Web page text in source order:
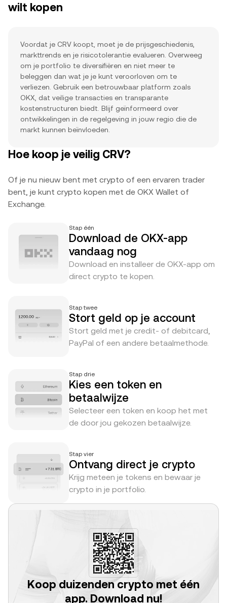
wilt kopen
Voordat je CRV koopt, moet je de prijsgeschiedenis,
markttrends en je risicotolerantie evalueren. Overweeg
om je portfolio te diversifiëren en niet meer te
beleggen dan wat je je kunt veroorloven om te
verliezen. Gebruik een betrouwbaar platform zoals
OKX, dat veilige transacties en transparante
kostenstructuren biedt. Blijf geïnformeerd over
ontwikkelingen in de regelgeving in jouw regio die de
markt kunnen beïnvloeden.
Hoe koop je veilig CRV?
Of je nu nieuw bent met crypto of een ervaren trader
bent, je kunt crypto kopen met de OKX Wallet of
Exchange.
Stap één
Download de OKX-app
vandaag nog
Download en installeer de OKX-app om
direct crypto te kopen.
Stap twee
Stort geld op je account
Stort geld met je credit- of debitcard,
PayPal of een andere betaalmethode.
Stap drie
Kies een token en
betaalwijze
Selecteer een token en koop het met
de door jou gekozen betaalwijze.
Stap vier
Ontvang direct je crypto
Krijg meteen je tokens en bewaar je
crypto in je portfolio.
Koop duizenden crypto met één
app. Download nu!